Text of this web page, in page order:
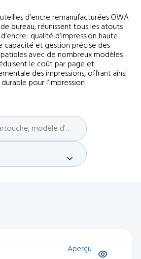
d’encre remanufacturées OWA
bureau, réunissent tous les atouts
: qualité d’impression haute
capacité et gestion précise des
avec de nombreux modèles
le coût par page et
des impressions, offrant ainsi
pour l’impression
Aperçu